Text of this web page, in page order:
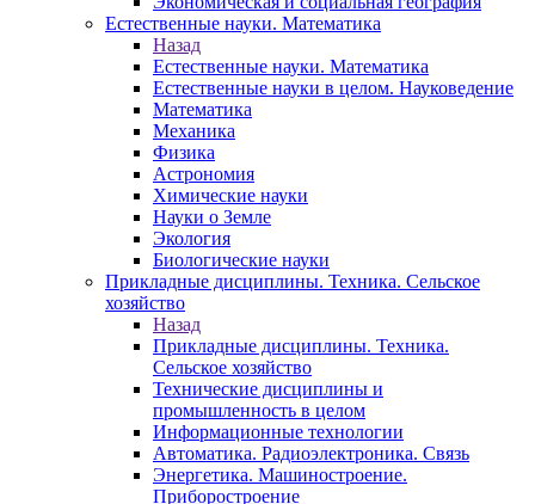
Естественные науки. Математика
Назад
Естественные науки. Математика
Естественные науки в целом. Науковедение
Математика
Механика
Физика
Астрономия
Химические науки
Науки о Земле
Экология
Биологические науки
Прикладные дисциплины. Техника. Сельское
хозяйство
Назад
Прикладные дисциплины. Техника.
Сельское хозяйство
Технические дисциплины и
промышленность в целом
Информационные технологии
Автоматика. Радиоэлектроника. Связь
Энергетика. Машиностроение.
Приборостроение